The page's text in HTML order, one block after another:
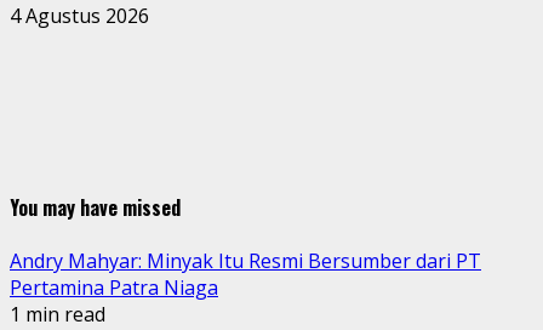
4 Agustus 2026
You may have missed
Andry Mahyar: Minyak Itu Resmi Bersumber dari PT
Pertamina Patra Niaga
1 min read